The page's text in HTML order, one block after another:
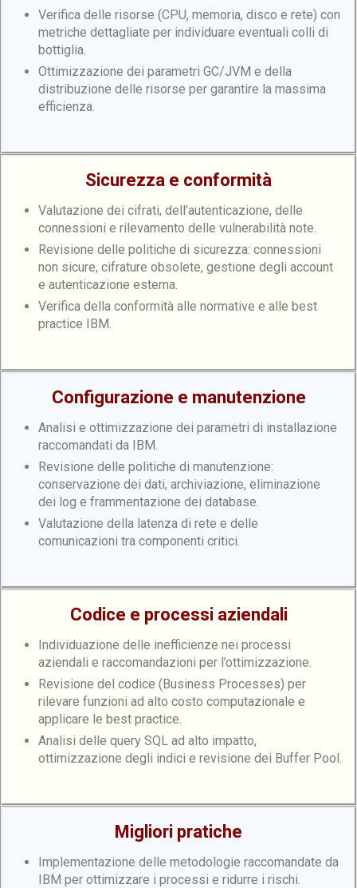
Verifica delle risorse (CPU, memoria, disco e rete) con
metriche dettagliate per individuare eventuali colli di
bottiglia.
Ottimizzazione dei parametri GC/JVM e della
distribuzione delle risorse per garantire la massima
efficienza.
Sicurezza e conformità
Valutazione dei cifrati, dell’autenticazione, delle
connessioni e rilevamento delle vulnerabilità note.
Revisione delle politiche di sicurezza: connessioni
non sicure, cifrature obsolete, gestione degli account
e autenticazione esterna.
Verifica della conformità alle normative e alle best
practice IBM.
Configurazione e manutenzione
Analisi e ottimizzazione dei parametri di installazione
raccomandati da IBM.
Revisione delle politiche di manutenzione:
conservazione dei dati, archiviazione, eliminazione
dei log e frammentazione dei database.
Valutazione della latenza di rete e delle
comunicazioni tra componenti critici.
Codice e processi aziendali
Individuazione delle inefficienze nei processi
aziendali e raccomandazioni per l’ottimizzazione.
Revisione del codice (Business Processes) per
rilevare funzioni ad alto costo computazionale e
applicare le best practice.
Analisi delle query SQL ad alto impatto,
ottimizzazione degli indici e revisione dei Buffer Pool.
Migliori pratiche
Implementazione delle metodologie raccomandate da
IBM per ottimizzare i processi e ridurre i rischi.